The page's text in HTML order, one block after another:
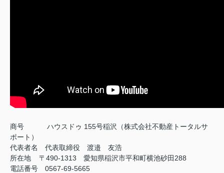
商号
ハウスドゥ 155号稲沢（株式会社不動産トータルサ
ポート）
代表者名 代表取締役 渡邉 友浩
所在地 〒490-1313 愛知県稲沢市平和町横池砂田288
電話番号 0567-69-5665